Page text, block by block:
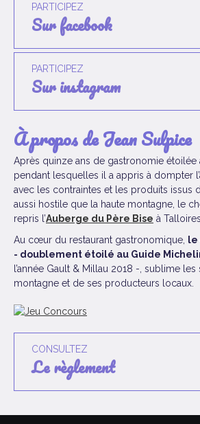
PARTICIPEZ
sur facebook
PARTICIPEZ
sur instagram
À propos de Jean Sulpice
Après quinze ans de gastronomie étoilée
pendant lesquelles il a appris à dompter
avec les contraintes et les produits issus
aussi hostile que la haute montagne, le
repris l’Auberge du Père Bise à
Au cœur du restaurant gastronomique,
le
- doublement étoilé au Guide
l’année Gault & Millau 2018 -, sublime
montagne et de ses producteurs locaux.
CONSULTEZ
le règlement